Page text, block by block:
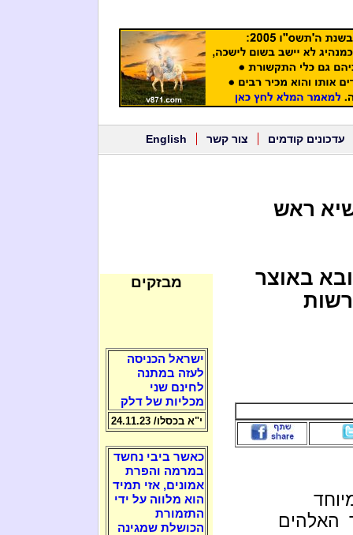
עדכונים קודמים צור קשר English
ראש
באוצר
האלהים
מבזקים
ישראל הכניסה
לעזה במתנה
לחינם שני
מכליות של דלק
י"א בכסלו/ 24.11.23
כאשר ביבי נחשד
במרמה והפרת
אמונים, אזי תמיד
הוא מלווה על ידי
התזמורת
הכושלת שמגינה